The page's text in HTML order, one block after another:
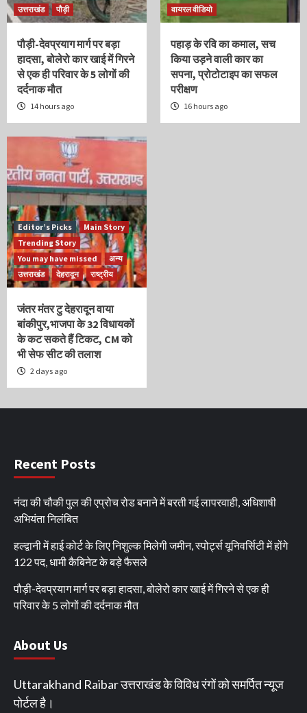
उत्तराखंड
पौड़ी
पौड़ी-देवप्रयाग मार्ग पर बड़ा
हादसा, बोलेरो कार खाई में गिरने
से एक ही परिवार के 5 लोगों की
दर्दनाक मौत
14 hours ago
वायरल वीडियो
पहाड़ के रवि का कमाल, सच
किया उड़ने वाली कार का
सपना, प्रोटोटाइप का सफल
परीक्षण
16 hours ago
Editor’s Picks
Main Story
Trending Story
You may have missed
अन्य
उत्तराखंड
देहरादून राष्ट्रीय
जंतर मंतर टु देहरादून वाया
बांकीपुर,भाजपा के 32 विधायकों
के कट सकते हैं टिकट, CM को
भी सेफ सीट की तलाश
2 days ago
Recent Posts
नंदा की चौकी पुल की एप्रोच रोड बनाने में बरती गई लापरवाही, अधिशाषी
अभियंता निलंबित
हल्द्वानी में हाई कोर्ट के लिए निशुल्क मिलेगी जमीन, स्पोर्ट्स यूनिवर्सिटी में होंगे
122 पद, धामी कैबिनेट के बड़े फैसले
पौड़ी-देवप्रयाग मार्ग पर बड़ा हादसा, बोलेरो कार खाई में गिरने से एक ही
परिवार के 5 लोगों की दर्दनाक मौत
About Us
Uttarakhand Raibar उत्तराखंड के विविध रंगों को समर्पित न्यूज
पोर्टल है।